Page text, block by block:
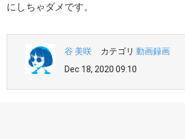
にしちゃダメです。
谷 美咲 カテゴリ動画録画
Dec 18, 2020 09:10